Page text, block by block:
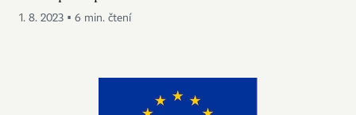
1. 8. 2023 ▪ 6 min. čtení